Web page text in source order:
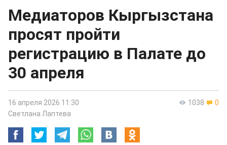
Медиаторов Кыргызстана
просят пройти
регистрацию в Палате до
30 апреля
1038 0
16 апреля 2026 11:30
Светлана Лаптева